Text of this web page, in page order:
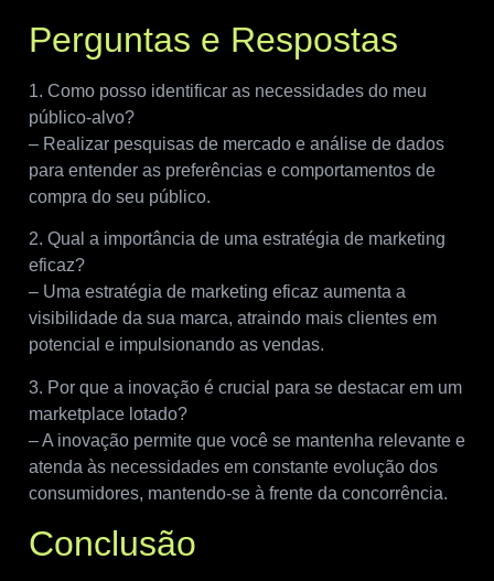
Perguntas e Respostas
1. Como posso identificar as necessidades do meu
público-alvo?
– Realizar pesquisas de mercado e análise de dados
para entender as preferências e comportamentos de
compra do seu público.
2. Qual a importância de uma estratégia de marketing
eficaz?
– Uma estratégia de marketing eficaz aumenta a
visibilidade da sua marca, atraindo mais clientes em
potencial e impulsionando as vendas.
3. Por que a inovação é crucial para se destacar em um
marketplace lotado?
– A inovação permite que você se mantenha relevante e
atenda às necessidades em constante evolução dos
consumidores, mantendo-se à frente da concorrência.
Conclusão